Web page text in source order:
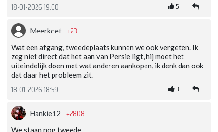
18-01-2026 19:00 5
Meerkoet +23
Wat een afgang, tweedeplaats kunnen we ook vergeten. Ik
zeg niet direct dat het aan van Persie ligt, hij moet het
uiteindelijk doen met wat anderen aankopen, ik denk dan ook
dat daar het probleem zit.
18-01-2026 18:59 3
Hankie12 +2808
We staan nog tweede